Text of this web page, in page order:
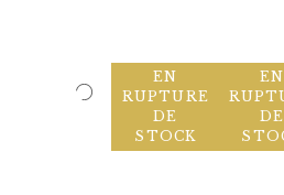
EN
RUPTURE
DE
STOCK
EN
DE